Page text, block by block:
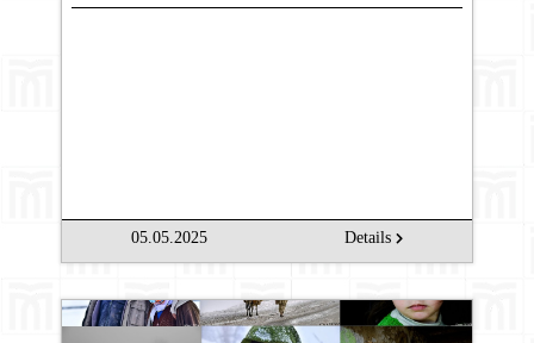
05.05.2025 Details